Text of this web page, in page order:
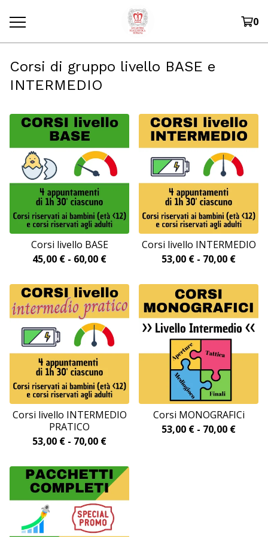
0
Corsi di gruppo livello BASE e
INTERMEDIO
Corsi livello BASE
45,00 € - 60,00 €
Corsi livello INTERMEDIO
53,00 € - 70,00 €
Corsi livello INTERMEDIO
PRATICO
53,00 € - 70,00 €
Corsi MONOGRAFICi
53,00 € - 70,00 €